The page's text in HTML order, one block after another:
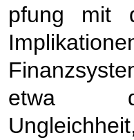
pfung mit
etwa